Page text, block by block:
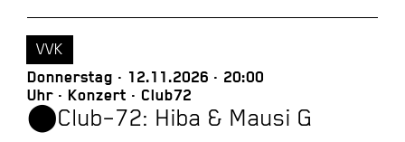
Donnerstag 12.11.2026
20:00
Uhr
Konzert Club72
⬤Club–72: Hiba & Mausi G
VVK